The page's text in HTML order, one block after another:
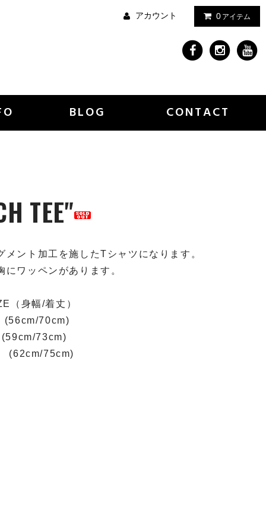
アカウント 0 アイテム
BLOG CONTACT
TEE"
メント加工を施したTシャツになります。
にワッペンがあります。
（身幅/着丈）
70cm)
73cm)
(62cm/75cm)